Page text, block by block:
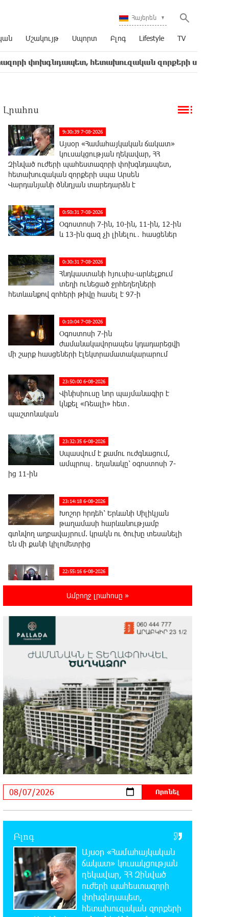
Հայերեն
Մշակույթ Սպորտ Բլոգ Lifestyle TV
հետախուզական զորքերի սպա Արսեն
Լրահոս
9:30:39 7-08-2026
Այսօր «Համահայկական ճակատ»
կուսակցության ղեկավար, ՀՀ
Զինված ուժերի պահեստազորի փոխգնդապետ,
հետախուզական զորքերի սպա Արսեն
Վարդանյանի ծննդյան տարեդարձն է
0:50:31 7-08-2026
Օգոստոսի 7-ին, 10-ին, 11-ին, 12-ին
և 13-ին գազ չի լինելու․ հասցեներ
0:30:31 7-08-2026
Հնդկաստանի հյուսիս-արևելքում
տեղի ունեցած ջրհեղեղների
հետևանքով զոհերի թիվը հասել է 97-ի
0:10:04 7-08-2026
Օգոստոսի 7-ին
ժամանակավորապես կդադարեցվի
մի շարք հասցեների էլեկտրամատակարարում
23:50:00 6-08-2026
Վինիսիուսը նոր պայմանագիր է
կնքել «Ռեալի» հետ․
պաշտոնական
23:32:35 6-08-2026
Սպասվում է քամու ուժգնացում,
ամպրոպ․ եղանակը՝ օգոստոսի 7-
ից 11-ին
23:14:18 6-08-2026
Խոշոր հրդեհ՝ Երևանի Սիլիկյան
թաղամասի հարևանությամբ
գտնվող աղբավայրում. կրակն ու ծուխը տեսանելի
են մի քանի կիլոմետրից
22:55:16 6-08-2026
վարչապետները քննարկել են
շրջանում արմատից փտած
հերթական ծառն է տապալվել
22:19:14 6-08-2026
Իրանը և Օմանը պլանավորում են
փոխել Հորմուզի նեղուցի
նավագնացության կառուցվածքը
22:00:57 6-08-2026
8-ամյա Մոնթե Մուրադյանն ու
Սյունե Քոսակյանը հաղթահարել
են Արարատի գագաթը
21:41:25 6-08-2026
Վթար Լոռու մարզում․
փրկարարները վարորդին դուրս են
բերել արգելափակումից
21:23:57 6-08-2026
Երևանում երթուղիների
փոփոխություն կլինի
Ամբողջ լրահոսը »
Բլոգ
Այսօր «Համահայկական
ճակատ» կուսակցության
ղեկավար, ՀՀ Զինված
ուժերի պահեստազորի
փոխգնդապետ,
հետախուզական զորքերի